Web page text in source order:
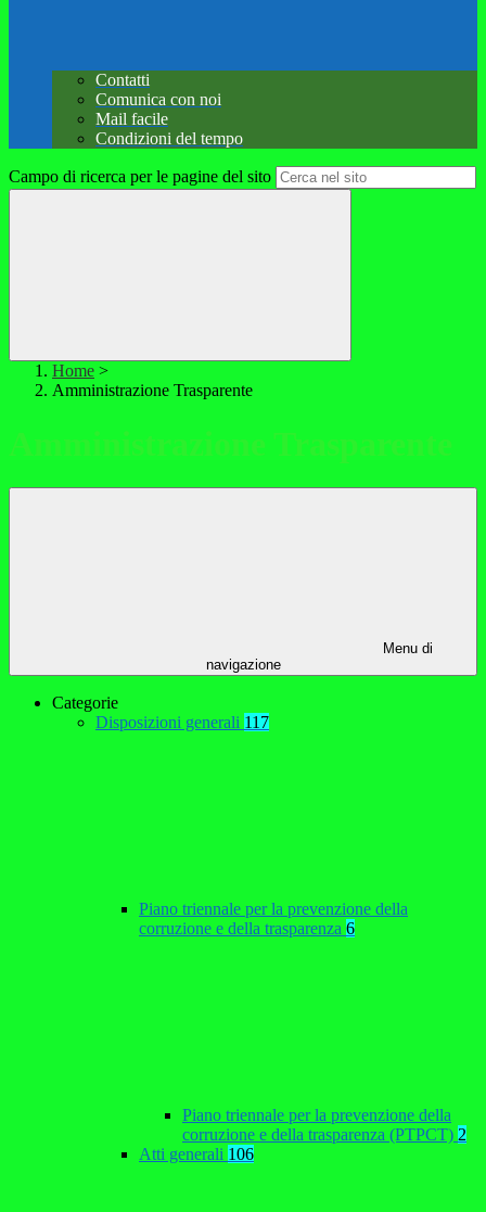
Contatti
Comunica con noi
Mail facile
Condizioni del tempo
Campo di ricerca per le pagine del sito
Home >
Amministrazione Trasparente
Amministrazione Trasparente
Menu di
navigazione
Categorie
Disposizioni generali 117
Piano triennale per la prevenzione della
corruzione e della trasparenza 6
Piano triennale per la prevenzione della
corruzione e della trasparenza (PTPCT) 2
Atti generali 106